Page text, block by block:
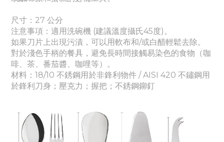
尺寸：27 公分
注意事項：適用洗碗機 (建議溫度攝氏45度)。
如果刀片上出現污漬，可以用軟布和/或白醋輕鬆去除。
對於淺色手柄的餐具，避免長時間接觸易染色的食物（咖
啡、茶、番茄醬、咖哩等）。
材料：18/10 不銹鋼用於非鋒利物件 / AISI 420 不鏽鋼用
於鋒利刀身；壓克力；握把；不銹鋼鉚釘